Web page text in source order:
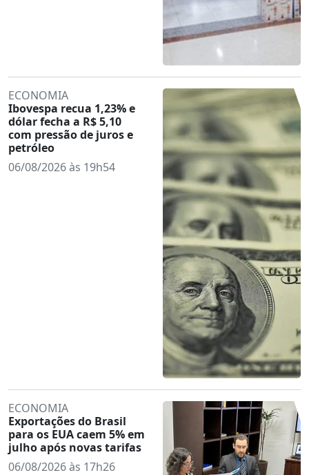
ECONOMIA
Ibovespa recua 1,23% e
dólar fecha a R$ 5,10
com pressão de juros e
petróleo
06/08/2026 às 19h54
ECONOMIA
Exportações do Brasil
para os EUA caem 5% em
julho após novas tarifas
06/08/2026 às 17h26